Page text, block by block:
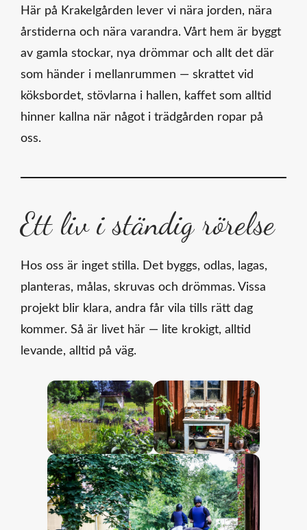
Här på Krakelgården lever vi nära jorden, nära
årstiderna och nära varandra. Vårt hem är byggt
av gamla stockar, nya drömmar och allt det där
som händer i mellanrummen — skrattet vid
köksbordet, stövlarna i hallen, kaffet som alltid
hinner kallna när något i trädgården ropar på
oss.
Ett liv i ständig rörelse
Hos oss är inget stilla. Det byggs, odlas, lagas,
planteras, målas, skruvas och drömmas. Vissa
projekt blir klara, andra får vila tills rätt dag
kommer. Så är livet här — lite krokigt, alltid
levande, alltid på väg.